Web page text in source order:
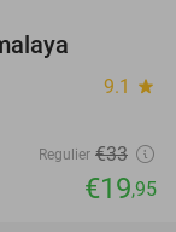
9.1 star
Regulier €33
€19,95